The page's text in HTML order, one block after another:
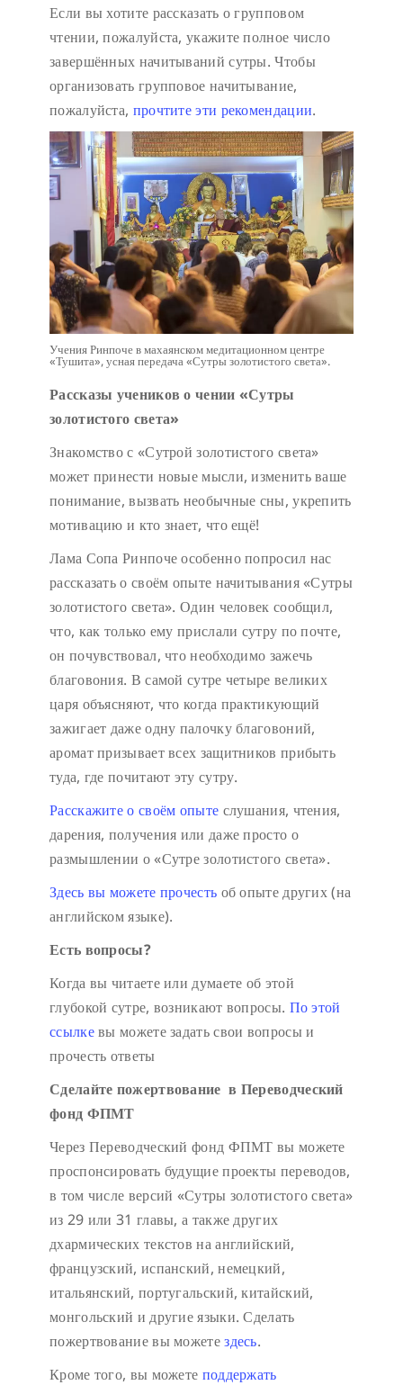
Если вы хотите рассказать о групповом
чтении, пожалуйста, укажите полное число
завершённых начитываний сутры. Чтобы
организовать групповое начитывание,
пожалуйста, прочтите эти рекомендации.
Учения Ринпоче в махаянском медитационном центре
«Тушита», усная передача «Сутры золотистого света».
Рассказы учеников о чении «Сутры
золотистого света»
Знакомство с «Сутрой золотистого света»
может принести новые мысли, изменить ваше
понимание, вызвать необычные сны, укрепить
мотивацию и кто знает, что ещё!
Лама Сопа Ринпоче особенно попросил нас
рассказать о своём опыте начитывания «Сутры
золотистого света». Один человек сообщил,
что, как только ему прислали сутру по почте,
он почувствовал, что необходимо зажечь
благовония. В самой сутре четыре великих
царя объясняют, что когда практикующий
зажигает даже одну палочку благовоний,
аромат призывает всех защитников прибыть
туда, где почитают эту сутру.
Расскажите о своём опыте слушания, чтения,
дарения, получения или даже просто о
размышлении о «Сутре золотистого света».
Здесь вы можете прочесть об опыте других (на
английском языке).
Есть вопросы?
Когда вы читаете или думаете об этой
глубокой сутре, возникают вопросы. По этой
ссылкевы можете задать свои вопросы и
прочесть ответы
Сделайте пожертвование в Переводческий
фонд ФПМТ
Через Переводческий фонд ФПМТ вы можете
проспонсировать будущие проекты переводов,
в том числе версий «Сутры золотистого света»
из 29 или 31 главы, а также других
дхармических текстов на английский,
французский, испанский, немецкий,
итальянский, португальский, китайский,
монгольский и другие языки. Сделать
пожертвование вы можетездесь.
Кроме того, вы можете поддержать